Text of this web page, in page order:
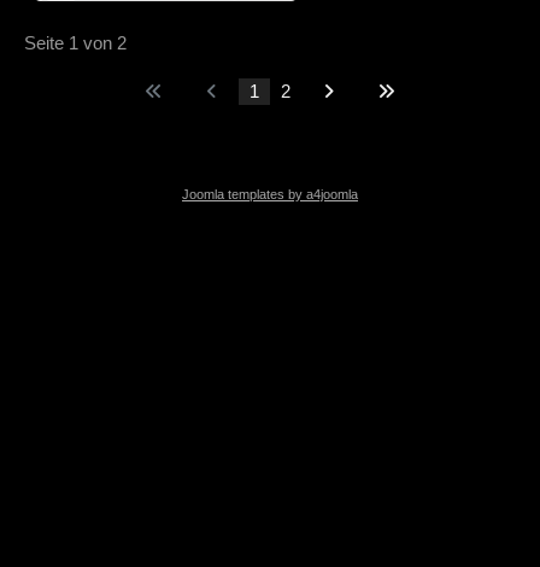
Seite 1 von 2
1 2
Joomla templates by a4joomla